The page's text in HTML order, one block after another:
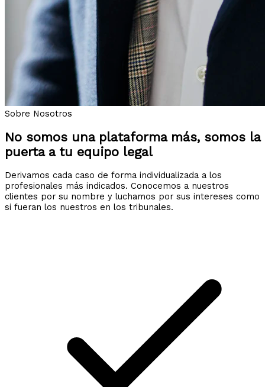
Sobre Nosotros
No somos una plataforma más, somos la
puerta a tu equipo legal
Derivamos cada caso de forma individualizada a los
profesionales más indicados. Conocemos a nuestros
clientes por su nombre y luchamos por sus intereses como
si fueran los nuestros en los tribunales.